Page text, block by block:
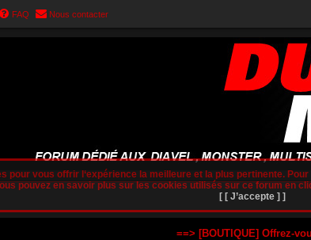
FAQ Nous contacter
==> [BOUTIQUE] Offrez-
pour vous offrir l‘expérience la meilleure et la plus pertinente.
pouvez en savoir plus sur les cookies utilisés sur ce forum en
[ [ J’accepte ] ]